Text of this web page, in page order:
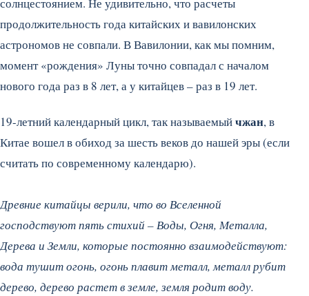
солнцестоянием. Не удивительно, что расчеты
продолжительность года китайских и вавилонских
астрономов не совпали. В Вавилонии, как мы помним,
момент «рождения» Луны точно совпадал с началом
нового года раз в 8 лет, а у китайцев – раз в 19 лет.
19-летний календарный цикл, так называемыйчжан, в
Китае вошел в обиход за шесть веков до нашей эры (если
считать по современному календарю).
Древние китайцы верили, что во Вселенной
господствуют пять стихий – Воды, Огня, Металла,
Дерева и Земли, которые постоянно взаимодействуют:
вода тушит огонь, огонь плавит металл, металл рубит
дерево, дерево растет в земле, земля родит воду.